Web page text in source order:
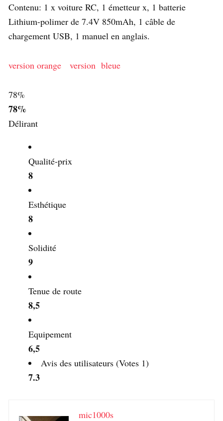
Contenu: 1 x voiture RC, 1 émetteur x, 1 batterie
Lithium-polimer de 7.4V 850mAh, 1 câble de
chargement USB, 1 manuel en anglais.
version orange version bleue
78%
78%
Délirant
Qualité-prix
8
Esthétique
8
Solidité
9
Tenue de route
8,5
Equipement
6,5
Avis des utilisateurs (Votes 1)
7.3
mic1000s